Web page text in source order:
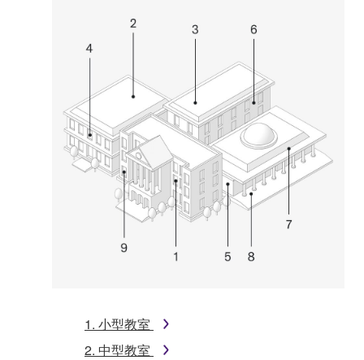
1. 小型教室
2. 中型教室